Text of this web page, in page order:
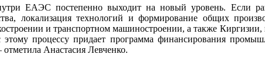
ЕАЭС постепенно выходит на новый уровень. Если
локализация технологий и формирование общих
и транспортном машиностроении, а также
процессу придает программа финансирования
Анастасия Левченко.